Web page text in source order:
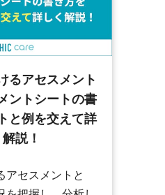
るアセスメント
ントシートの書
と例を交えて詳
説！
アセスメントと